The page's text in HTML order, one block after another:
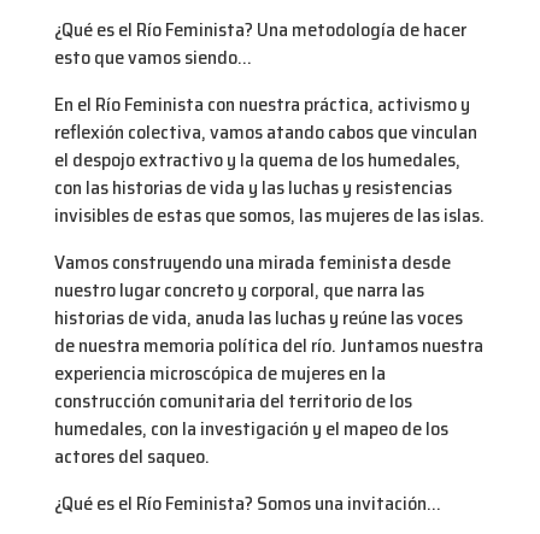
¿Qué es el Río Feminista? Una metodología de hacer
esto que vamos siendo…
En el Río Feminista con nuestra práctica, activismo y
reflexión colectiva, vamos atando cabos que vinculan
el despojo extractivo y la quema de los humedales,
con las historias de vida y las luchas y resistencias
invisibles de estas que somos, las mujeres de las islas.
Vamos construyendo una mirada feminista desde
nuestro lugar concreto y corporal, que narra las
historias de vida, anuda las luchas y reúne las voces
de nuestra memoria política del río. Juntamos nuestra
experiencia microscópica de mujeres en la
construcción comunitaria del territorio de los
humedales, con la investigación y el mapeo de los
actores del saqueo.
¿Qué es el Río Feminista? Somos una invitación…